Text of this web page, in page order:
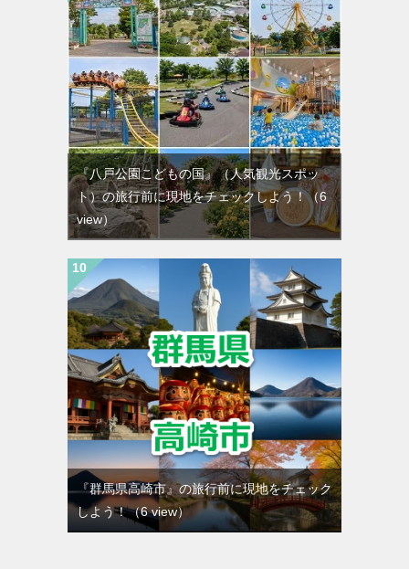
『八戸公園こどもの国』（人気観光スポッ
ト）の旅行前に現地をチェックしよう！（6
view）
『群馬県高崎市』の旅行前に現地をチェック
しよう！（6 view）